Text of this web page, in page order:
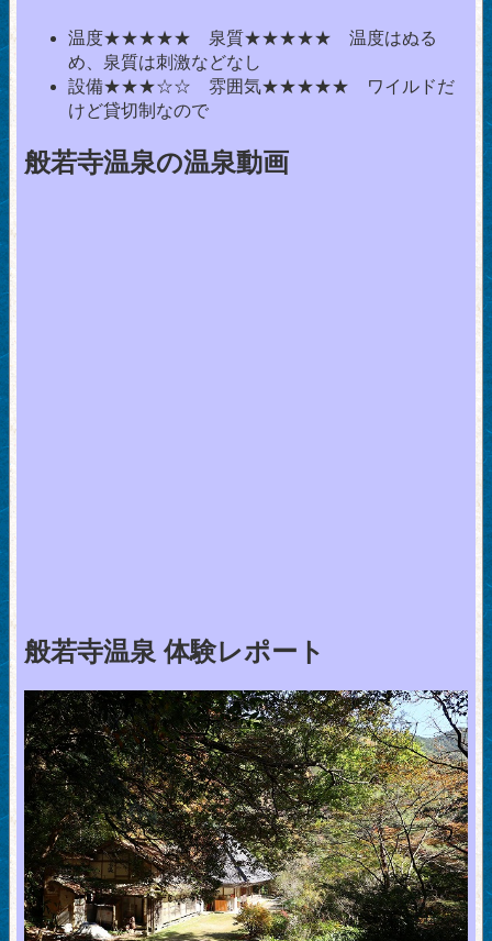
温度★★★★★ 泉質★★★★★ 温度はぬる
め、泉質は刺激などなし
設備★★★☆☆ 雰囲気★★★★★ ワイルドだ
けど貸切制なので
般若寺温泉の温泉動画
般若寺温泉 体験レポート